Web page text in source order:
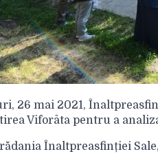
26 mai 2021,
Viforâta pentru a
Înaltpreasfinției